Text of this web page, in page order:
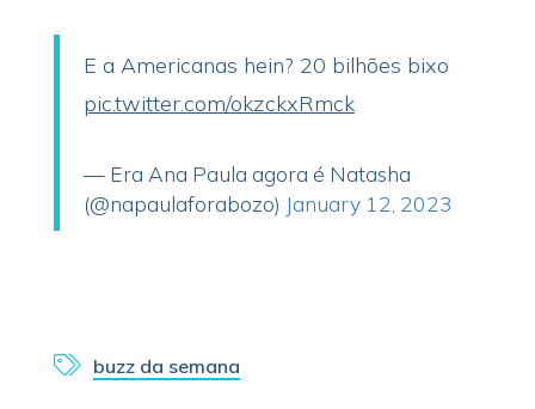
E a Americanas hein? 20 bilhões bixo
pic.twitter.com/okzckxRmck
— Era Ana Paula agora é Natasha
(@napaulaforabozo) January 12, 2023
buzz da semana